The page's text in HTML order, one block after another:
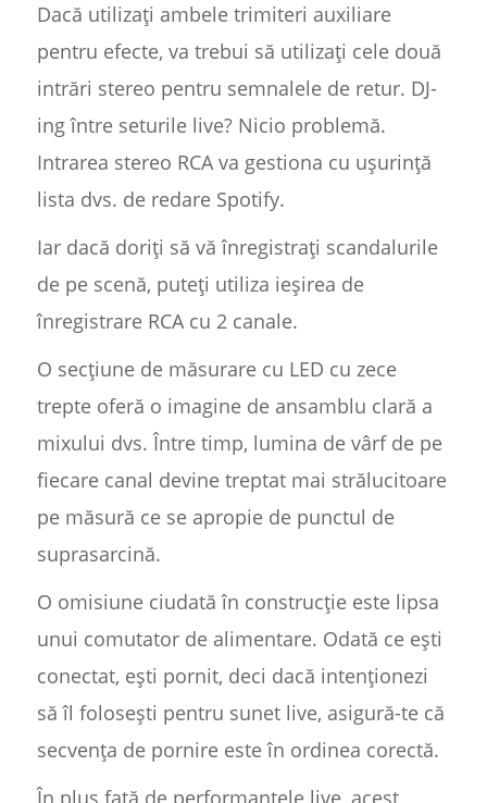
Dacă utilizați ambele trimiteri auxiliare
pentru efecte, va trebui să utilizați cele două
intrări stereo pentru semnalele de retur. DJ-
ing între seturile live? Nicio problemă.
Intrarea stereo RCA va gestiona cu ușurință
lista dvs. de redare Spotify.
Iar dacă doriți să vă înregistrați scandalurile
de pe scenă, puteți utiliza ieșirea de
înregistrare RCA cu 2 canale.
O secțiune de măsurare cu LED cu zece
trepte oferă o imagine de ansamblu clară a
mixului dvs. Între timp, lumina de vârf de pe
fiecare canal devine treptat mai strălucitoare
pe măsură ce se apropie de punctul de
suprasarcină.
O omisiune ciudată în construcție este lipsa
unui comutator de alimentare. Odată ce ești
conectat, ești pornit, deci dacă intenționezi
să îl folosești pentru sunet live, asigură-te că
secvența de pornire este în ordinea corectă.